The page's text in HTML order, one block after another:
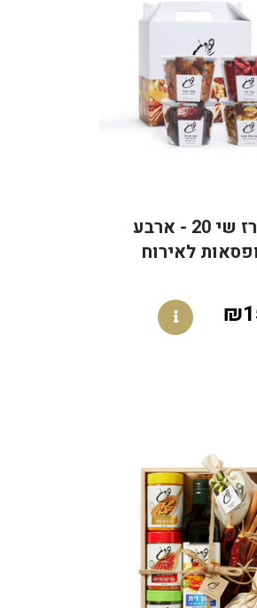
מארז שי 20 - ארבע
לאירוח